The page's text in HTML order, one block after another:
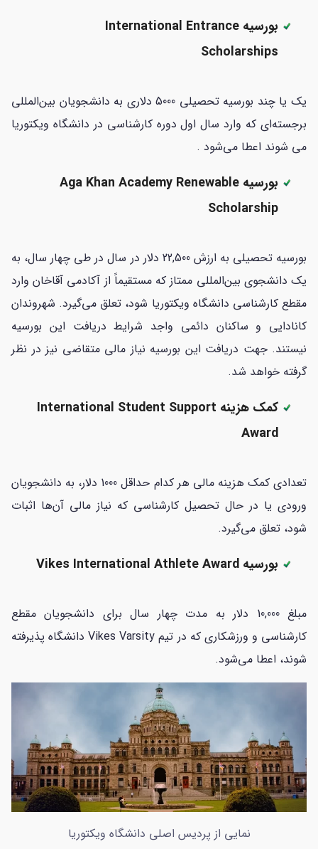
بورسیه International Entrance
Scholarships
یک یا چند بورسیه تحصیلی 5000 دلاری به دانشجویان بین‌المللی
برجسته‌ای که وارد سال اول دوره کارشناسی در دانشگاه ویکتوریا
می شوند اعطا می‌شود .
بورسیه Aga Khan Academy Renewable
Scholarship
بورسیه تحصیلی به ارزش 22,500 دلار در سال در طی چهار سال، به
یک دانشجوی بین‌المللی ممتاز که مستقیماً از آکادمی آقاخان وارد
مقطع کارشناسی دانشگاه ویکتوریا شود، تعلق می‌گیرد. شهروندان
کانادایی و ساکنان دائمی واجد شرایط دریافت این بورسیه
نیستند. جهت دریافت این بورسیه نیاز مالی متقاضی نیز در نظر
گرفته خواهد شد.
کمک هزینه International Student Support
Award
تعدادی کمک هزینه مالی هر کدام حداقل 1000 دلار، به دانشجویان
ورودی یا در حال تحصیل کارشناسی که نیاز مالی آن‌ها اثبات
شود، تعلق می‌گیرد.
بورسیه Vikes International Athlete Award
مبلغ 10,000 دلار به مدت چهار سال برای دانشجویان مقطع
کارشناسی و ورزشکاری که در تیم‌ Vikes Varsity دانشگاه پذیرفته
شوند، اعطا می‌شود.
نمایی از پردیس اصلی دانشگاه ویکتوریا